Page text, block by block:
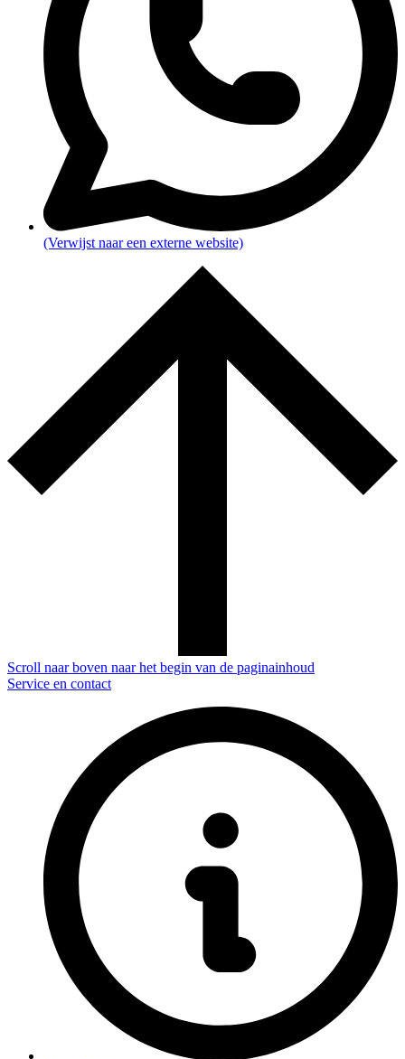
(Verwijst naar een externe website)
Scroll naar boven naar het begin van de paginainhoud
Service en contact